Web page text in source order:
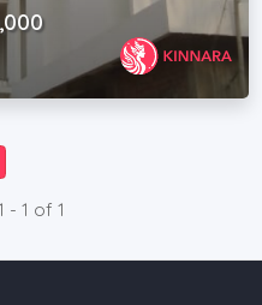
- 1 of 1